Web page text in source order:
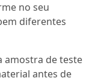
no seu
diferentes
amostra de teste
antes de